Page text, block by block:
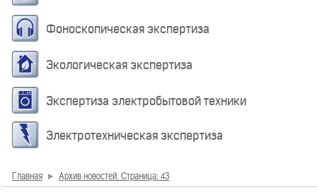
Фоноскопическая экспертиза
Экологическая экспертиза
Экспертиза электробытовой техники
Электротехническая экспертиза
Главная Архив новостей. Страница: 43